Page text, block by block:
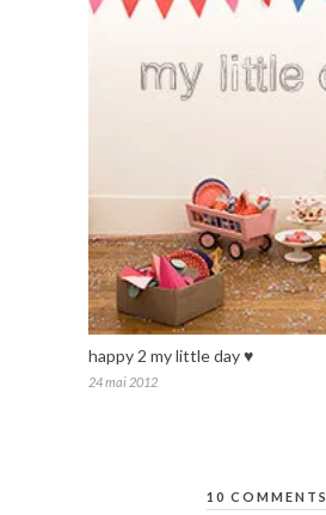
happy 2 my little day ♥
24 mai 2012
10 COMMENTS